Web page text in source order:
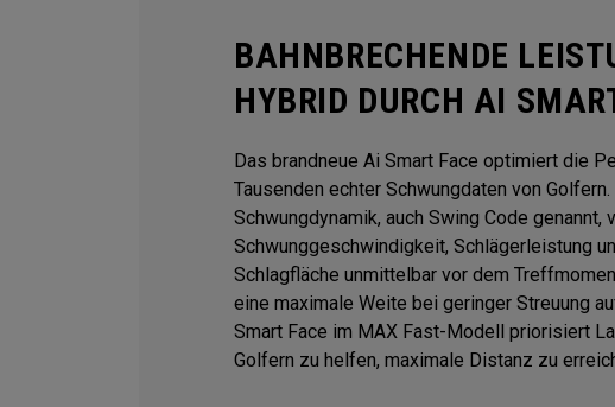
BAHNBRECHENDE
HYBRID DURCH AI
Das brandneue Ai Smart Face optimiert die
Tausenden echter Schwungdaten von
Schwungdynamik, auch Swing Code genannt,
Schwunggeschwindigkeit, Schlägerleistung
Schlagfläche unmittelbar vor dem
eine maximale Weite bei geringer Streuung
Smart Face im MAX Fast-Modell priorisiert
Golfern zu helfen, maximale Distanz zu